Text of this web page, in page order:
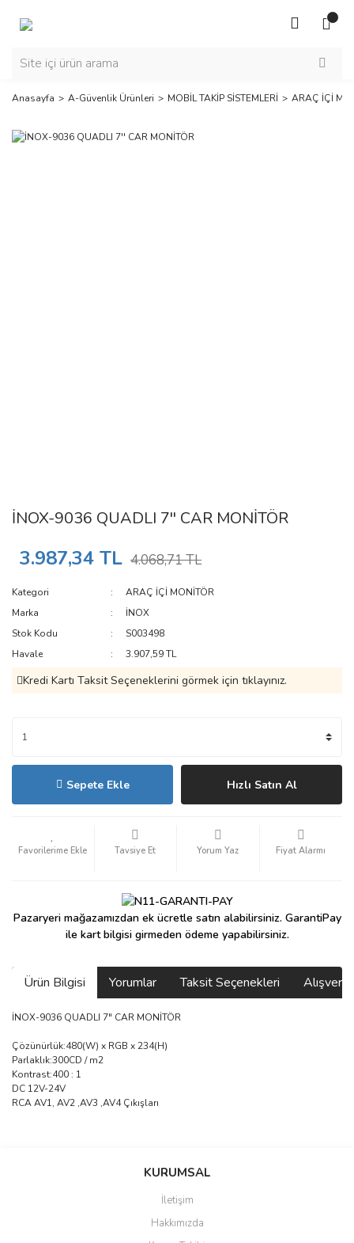
Anasayfa A-Güvenlik Ürünleri MOBİL TAKİP SİSTEMLERİ ARAÇ İÇİ
İNOX-9036 QUADLI 7'' CAR MONİTÖR
3.987,34 TL 4.068,71 TL
Kategori
ARAÇ İÇİ MONİTÖR
Marka
İNOX
Stok Kodu
S003498
Havale
3.907,59 TL
Kredi Kartı Taksit Seçeneklerini görmek için tıklayınız.
Sepete Ekle Hızlı Satın Al
Tavsiye Et Yorum Yaz Fiyat Alarmı
Pazaryeri mağazamızdan ek ücretle satın alabilirsiniz. GarantiPay
ile kart bilgisi girmeden ödeme yapabilirsiniz.
Ürün Bilgisi Yorumlar Taksit Seçenekleri
İNOX-9036 QUADLI 7" CAR MONİTÖR
Çözünürlük:480(W) x RGB x 234(H)
Parlaklık:300CD / m2
Kontrast:400 : 1
DC 12V-24V
RCA AV1, AV2 ,AV3 ,AV4 Çıkışları
Bu ürüne ilk yorumu siz yapın!
güzel paketlenmiş ama yanında
KURUMSAL
İletişim
Hakkımızda